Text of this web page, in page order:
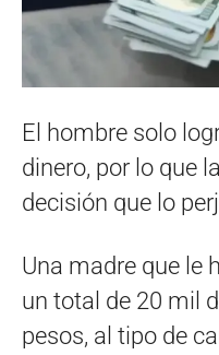
El hombre solo
dinero, por lo que
decisión que lo
Una madre que le
un total de 20 mil
pesos, al tipo de